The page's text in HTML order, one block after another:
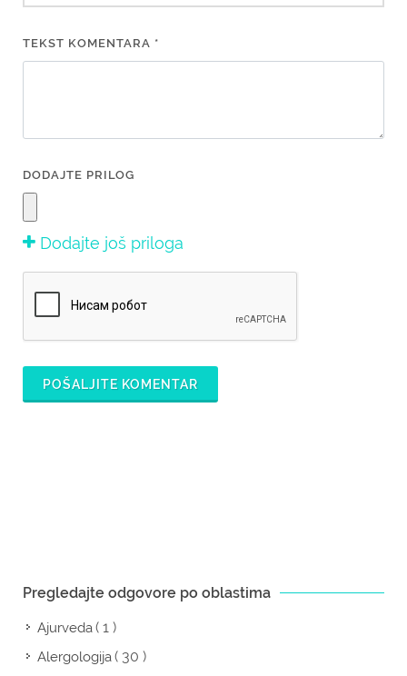
TEKST KOMENTARA *
DODAJTE PRILOG
Dodajte još priloga
POŠALJITE KOMENTAR
Pregledajte odgovore po oblastima
Ajurveda( 1 )
Alergologija( 30 )